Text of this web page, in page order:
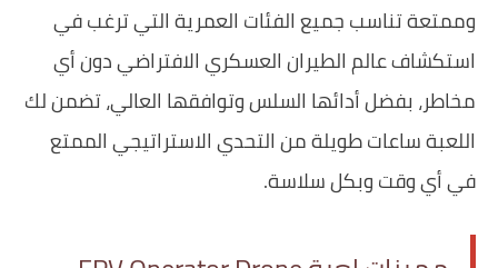
وممتعة تناسب جميع الفئات العمرية التي ترغب في
استكشاف عالم الطيران العسكري الافتراضي دون أي
مخاطر، بفضل أدائها السلس وتوافقها العالي، تضمن لك
اللعبة ساعات طويلة من التحدي الاستراتيجي الممتع
في أي وقت وبكل سلاسة.